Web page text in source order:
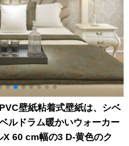
壁紙粘着式壁紙は、シベ
ルドラム暖かいウォーカー
60 cm幅の3 D-黄色のク